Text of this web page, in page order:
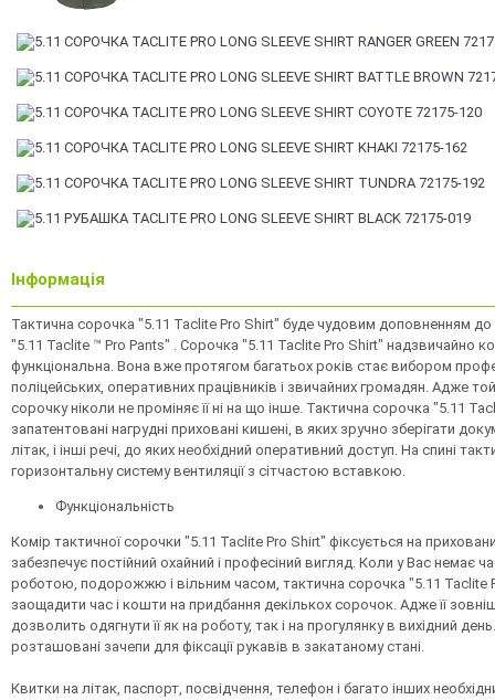
Інформація
Тактична сорочка "5.11 Taclite Pro Shirt" буде чудовим доповненням до
"5.11 Taclite ™ Pro Pants" . Сорочка "5.11 Taclite Pro Shirt" надзвичайно
функціональна. Вона вже протягом багатьох років стає вибором
поліцейських, оперативних працівників і звичайних громадян. Адже
сорочку ніколи не проміняє її ні на що інше. Тактична сорочка "5.11
запатентовані нагрудні приховані кишені, в яких зручно зберігати
літак, і інші речі, до яких необхідний оперативний доступ. На спині
горизонтальну систему вентиляції з сітчастою вставкою.
Функціональність
Комір тактичної сорочки "5.11 Taclite Pro Shirt" фіксується на
забезпечує постійний охайний і професіний вигляд. Коли у Вас немає
роботою, подорожжю і вільним часом, тактична сорочка "5.11 Taclite
заощадити час і кошти на придбання декількох сорочок. Адже її
дозволить одягнути її як на роботу, так і на прогулянку в вихідний
розташовані зачепи для фіксації рукавів в закатаному стані.
Квитки на літак, паспорт, посвідчення, телефон і багато інших